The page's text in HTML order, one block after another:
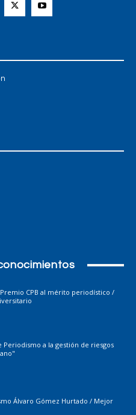
CPB al mérito periodístico /
Periodismo a la gestión de riesgos
Álvaro Gómez Hurtado / Mejor